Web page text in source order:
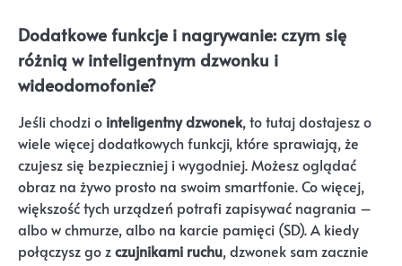
Dodatkowe funkcje i nagrywanie: czym się
różnią w inteligentnym dzwonku i
wideodomofonie?
Jeśli chodzi o inteligentny dzwonek, to tutaj dostajesz o
wiele więcej dodatkowych funkcji, które sprawiają, że
czujesz się bezpieczniej i wygodniej. Możesz oglądać
obraz na żywo prosto na swoim smartfonie. Co więcej,
większość tych urządzeń potrafi zapisywać nagrania –
albo w chmurze, albo na karcie pamięci (SD). A kiedy
połączysz go zczujnikami ruchu, dzwonek sam zacznie